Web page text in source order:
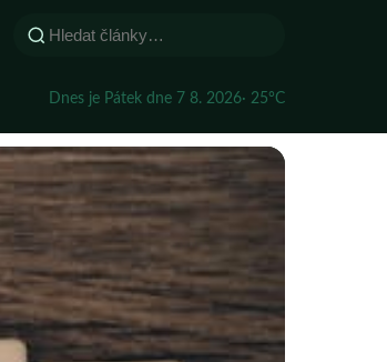
Dnes je Pátek dne 7 8. 2026· 25°C